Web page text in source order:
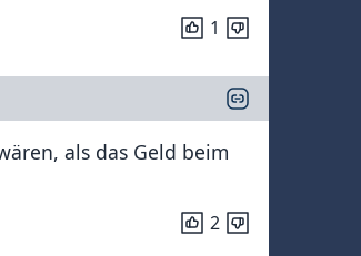
1
als das Geld beim
2